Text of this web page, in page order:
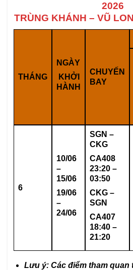
2026
TRÙNG KHÁNH – VŨ
THÁNG
NGÀY
KHỞI
HÀNH
CHUYẾN
BAY
6
10/06
–
15/06
19/06
–
24/06
SGN –
CKG
CA408
23:20 –
03:50
CKG –
SGN
CA407
18:40 –
21:20
Lưu ý: Các điểm tham